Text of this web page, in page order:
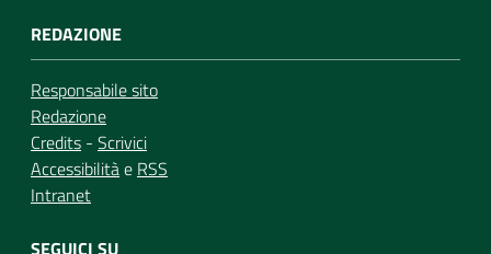
REDAZIONE
Responsabile sito
Redazione
Credits - Scrivici
Accessibilitàe RSS
Intranet
SEGUICI SU